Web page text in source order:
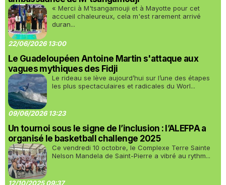
« Merci à M'tsangamouji et à Mayotte pour cet
accueil chaleureux, cela m'est rarement arrivé
duran...
22/06/2026 13:00
Le Guadeloupéen Antoine Martin s'attaque aux
vagues mythiques des Fidji
Le rideau se lève aujourd’hui sur l’une des étapes
les plus spectaculaires et radicales du Worl...
09/06/2026 13:23
Un tournoi sous le signe de l’inclusion : l’ALEFPA a
organisé le basketball challenge 2025
Ce vendredi 10 octobre, le Complexe Terre Sainte
Nelson Mandela de Saint-Pierre a vibré au rythm...
12/10/2025 09:37